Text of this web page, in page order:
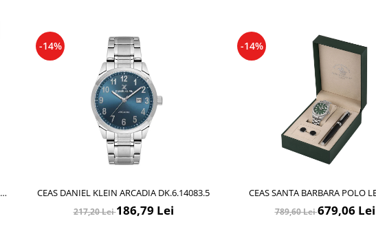
-14%
CEAS DANIEL KLEIN ARCADIA DK.6.14083.5
217,20 Lei186,79 Lei
-14%
CEAS SANTA BARBARA POLO
SB.1.10646.4
789,60 Lei679,06 Lei